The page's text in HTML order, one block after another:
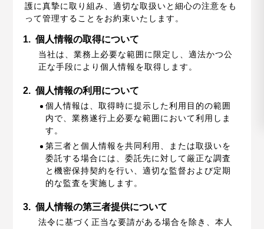
護に真摯に取り組み、適切な取扱いと細心の注意をも
って管理することをお約束いたします。
1. 個人情報の取得について
当社は、業務上必要な範囲に限定し、適法かつ公
正な手段により個人情報を取得します。
2. 個人情報の利用について
個人情報は、取得時に提示した利用目的の範囲
内で、業務遂行上必要な範囲において利用しま
す。
第三者と個人情報を共同利用、または取扱いを
委託する場合には、委託先に対して厳正な調査
と機密保持契約を行い、適切な監督および定期
的な監査を実施します。
3. 個人情報の第三者提供について
法令に基づく正当な要請がある場合を除き、本人